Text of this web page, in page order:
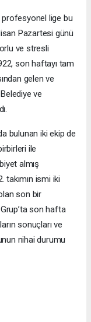
lige bu
Pazartesi günü
ve stresli
son haftayı tam
gelen ve
ve
bulunan iki ekip de
ile
almış
takımın ismi iki
son bir
son hafta
sonuçları ve
nihai durumu